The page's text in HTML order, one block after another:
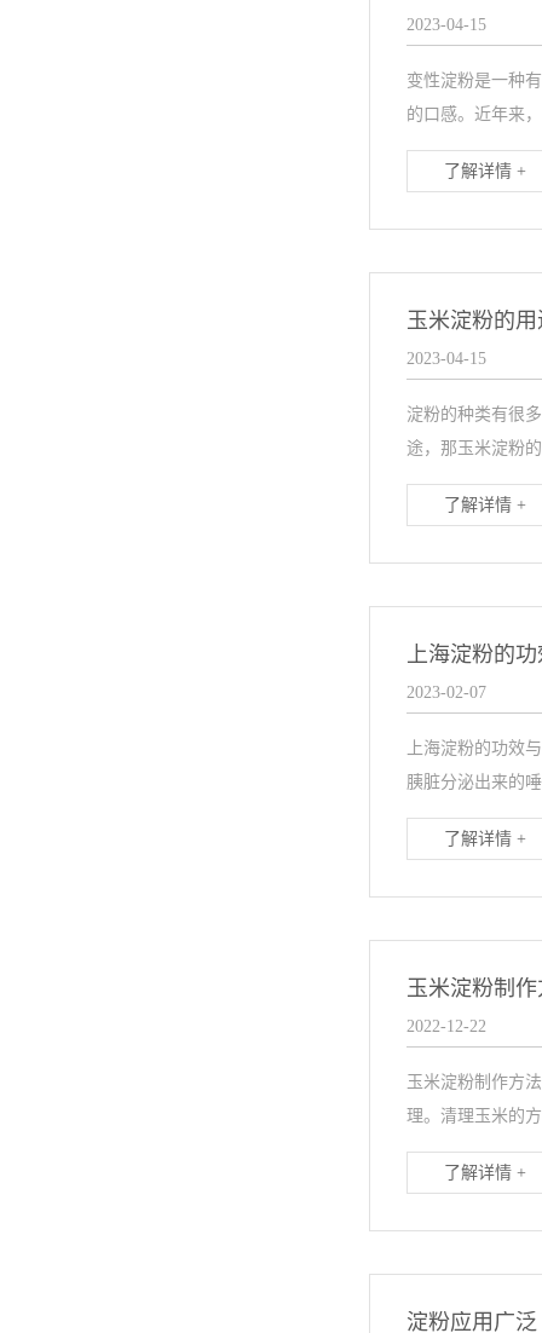
2023-04-15
变性淀粉是一种
的口感。近年来
了解详情 +
玉米淀粉的
2023-04-15
淀粉的种类有很
途，那玉米淀粉
了解详情 +
上海淀粉的
2023-02-07
上海淀粉的功效
胰脏分泌出来的
了解详情 +
玉米淀粉制
2022-12-22
玉米淀粉制作方
理。清理玉米的
了解详情 +
淀粉应用广泛